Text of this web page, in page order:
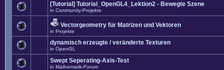
[Tutorial] Tutorial_OpenGL4_Lektion2 - Bewegte Szene
in Community-Projekte
Vectorgeometry für Matrizen und Vektoren
in Projekte
dynamisch erzeugte / veränderte Texturen
in OpenGL
Swept Seperating-Axis-Test
in Mathematik-Forum